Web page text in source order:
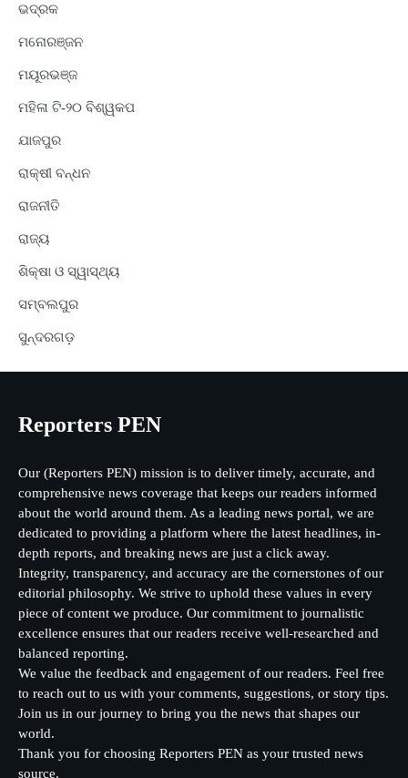
ଭଦ୍ରକ
ମନୋରଞ୍ଜନ
ମୟୂରଭଞ୍ଜ
ମହିଳା ଟି-୨୦ ବିଶ୍ୱକପ
ଯାଜପୁର
ରାକ୍ଷୀ ବନ୍ଧନ
ରାଜନୀତି
ରାଜ୍ୟ
ଶିକ୍ଷା ଓ ସ୍ୱାସ୍ଥ୍ୟ
ସମ୍ବଲପୁର
ସୁନ୍ଦରଗଡ଼
Reporters PEN
Our (Reporters PEN) mission is to deliver timely, accurate, and
comprehensive news coverage that keeps our readers informed
about the world around them. As a leading news portal, we are
dedicated to providing a platform where the latest headlines, in-
depth reports, and breaking news are just a click away.
Integrity, transparency, and accuracy are the cornerstones of our
editorial philosophy. We strive to uphold these values in every
piece of content we produce. Our commitment to journalistic
excellence ensures that our readers receive well-researched and
balanced reporting.
We value the feedback and engagement of our readers. Feel free
to reach out to us with your comments, suggestions, or story tips.
Join us in our journey to bring you the news that shapes our
world.
Thank you for choosing Reporters PEN as your trusted news
source.